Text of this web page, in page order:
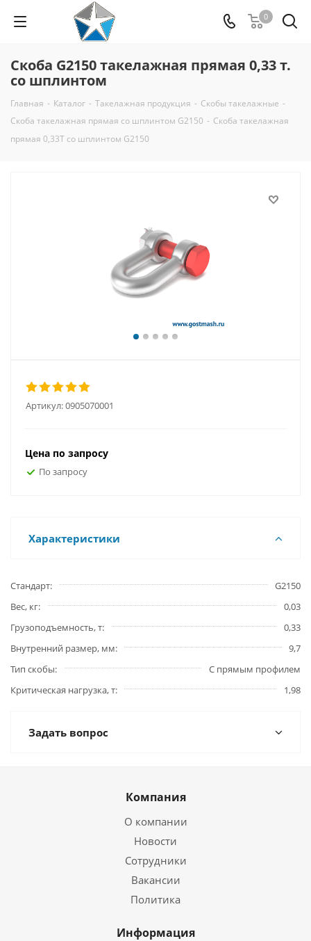
0
Cкоба G2150 такелажная прямая 0,33 т.
со шплинтом
Главная - Каталог - Такелажная продукция - Скобы такелажные -
Скоба такелажная прямая со шплинтом G2150 - Скоба такелажная
прямая 0,33Т со шплинтом G2150
Артикул:0905070001
Цена по запросу
По запросу
Характеристики
Стандарт
G2150
Вес, кг
0,03
Грузоподъемность, т
0,33
Внутренний размер, мм
9,7
Тип скобы
С прямым профилем
Критическая нагрузка, т
1,98
Задать вопрос
Компания
О компании
Новости
Сотрудники
Вакансии
Политика
Информация